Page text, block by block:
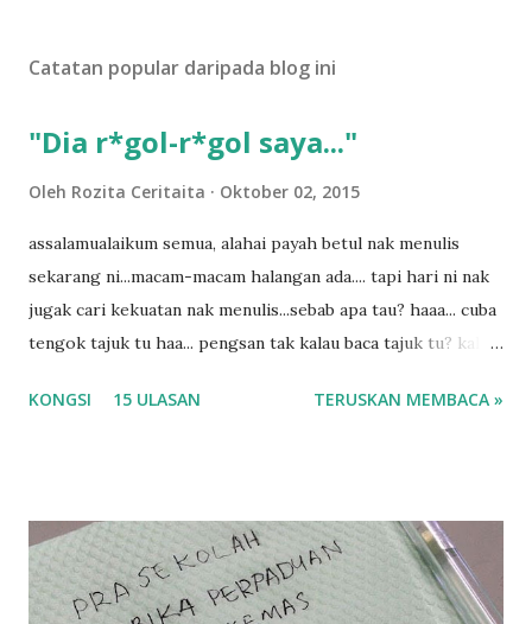
lCatatan popular daripada blog ini
"Dia r*gol-r*gol saya..."
Oleh Rozita Ceritaita Oktober 02, 2015
assalamualaikum semua, alahai payah betul nak menulis
sekarang ni...macam-macam halangan ada.... tapi hari ni nak
jugak cari kekuatan nak menulis...sebab apa tau? haaa... cuba
tengok tajuk tu haa... pengsan tak kalau baca tajuk tu? kalau
tau? yang sebut tu anak aku....diulangi ANAK AKU ....adoiiii
balik keja aku ajak la shah singgah Giant beli barang
sikit...dalam perjalanan dari dalam kereta tu biasalah kan
kami memang akan pimpin anak-anak jalan sampai masuk
KONGSI 15 ULASAN TERUSKAN MEMBACA »